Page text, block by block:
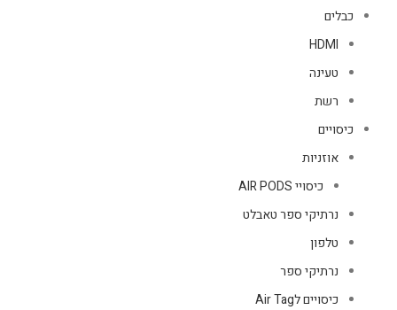
כבלים
HDMI
טעינה
רשת
כיסויים
אוזניות
כיסויי AIR PODS
נרתיקי ספר טאבלט
טלפון
נרתיקי ספר
כיסויים לAir Tag